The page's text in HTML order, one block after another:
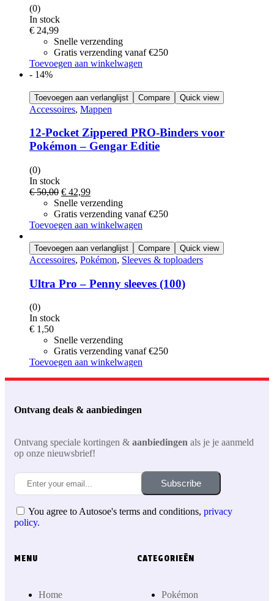
(0)
In stock
€ 24,99
Snelle verzending
Gratis verzending vanaf €250
Toevoegen aan winkelwagen
- 14%
Toevoegen aan verlanglijst Compare Quick view
Accessoires, Mappen
12-Pocket Zippered PRO-Binders voor
Pokémon – Gengar Editie
(0)
In stock
€50,00 € 42,99
Snelle verzending
Gratis verzending vanaf €250
Toevoegen aan winkelwagen
Toevoegen aan verlanglijst Compare Quick view
Accessoires, Pokémon, Sleeves & toploaders
Ultra Pro – Penny sleeves (100)
(0)
In stock
€ 1,50
Snelle verzending
Gratis verzending vanaf €250
Toevoegen aan winkelwagen
Ontvang deals & aanbiedingen
Ontvang speciale kortingen & aanbiedingen als je je aanmeld
op onze nieuwsbrief!
Subscribe
You agree to Autosoe's terms and conditions, privacy
policy.
MENU
Home
CATEGORIEËN
Pokémon